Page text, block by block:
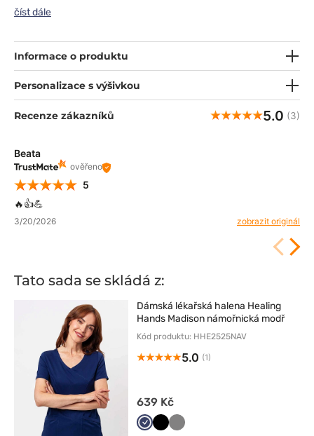
tkanina odvádí vlhkost a umožňuje pleti dýchat,
mít po ruce. Tato dvojice je zárukou, že nejen skvěle
vypadáš, ale také se cítíš pohodlně, bez ohledu na
číst dále
Informace o produktu
Personalizace s výšivkou
Recenze zákazníků 5.0 (3)
Beata
ověřeno
5
🔥👍️💪
3/20/2026 zobrazit originál
Tato sada se skládá z:
Dámská lékařská halena Healing
Hands Madison námořnická modř
Kód produktu: HHE2525NAV
5.0 (1)
639 Kč
CiemnyCzarnySzary